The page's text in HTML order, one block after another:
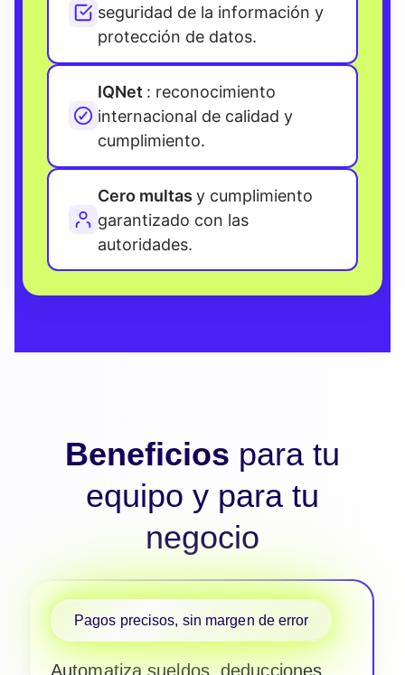
seguridad de la información y
protección de datos.
IQNet : reconocimiento
internacional de calidad y
cumplimiento.
Cero multas y cumplimiento
garantizado con las
autoridades.
Beneficios para tu
equipo y para tu
negocio
Pagos precisos, sin margen de error
Automatiza sueldos, deducciones,